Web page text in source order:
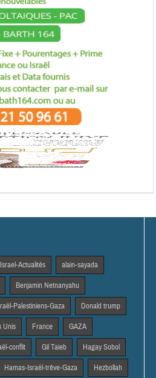
Actualités alain-sayada
Benjamin Netnanyahu
Palestiniens-Gaza Donald trump
Unis France GAZA
conflit Gil Taieb Hagay Sobol
Hamas-Israël-trêve-Gaza Hezbollah